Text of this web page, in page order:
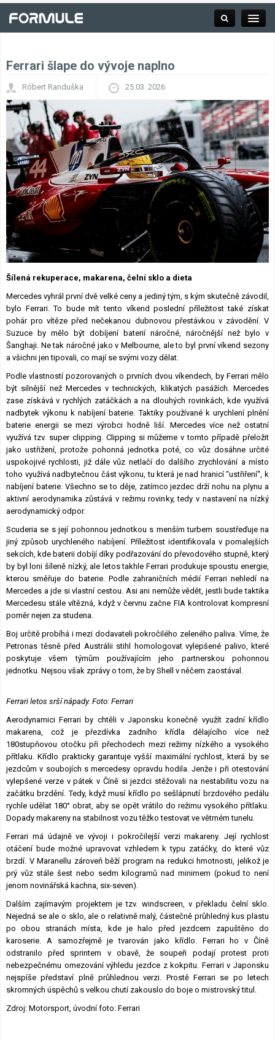
Závodní série
Kalendář F1
Výsledky F1
Týmy a jezdci F1
Okruhy F1
Ferrari šlape do vývoje naplno
Róbert Randuška 25.03. 2026
Šílená rekuperace, makarena, čelní sklo a dieta
Mercedes vyhrál první dvě velké ceny a jediný tým, s kým skutečně závodil,
bylo Ferrari. To bude mít tento víkend poslední příležitost také získat
pohár pro vítěze před nečekanou dubnovou přestávkou v závodění. V
Suzuce by mělo být dobíjení baterií náročné, náročnější než bylo v
Šanghaji. Ne tak náročné jako v Melbourne, ale to byl první víkend sezony
a všichni jen tipovali, co mají se svými vozy dělat.
Podle vlastností pozorovaných o prvních dvou víkendech, by Ferrari mělo
být silnější než Mercedes v technických, klikatých pasážích. Mercedes
zase získává v rychlých zatáčkách a na dlouhých rovinkách, kde využívá
nadbytek výkonu k nabíjení baterie. Taktiky používané k urychlení plnění
baterie energii se mezi výrobci hodně liší. Mercedes více než ostatní
využívá tzv. super clipping. Clipping si můžeme v tomto případě přeložit
jako ustřižení, protože pohonná jednotka poté, co vůz dosáhne určité
uspokojivé rychlosti, již dále vůz netlačí do dalšího zrychlování a místo
toho využívá nadbytečnou část výkonu, tu která je nad hranicí “ustřiření“, k
nabíjení baterie. Všechno se to děje, zatímco jezdec drží nohu na plynu a
aktivní aerodynamika zůstává v režimu rovinky, tedy v nastavení na nízký
aerodynamický odpor.
Scuderia se s její pohonnou jednotkou s menším turbem soustřeďuje na
jiný způsob urychleného nabíjení. Příležitost identifikovala v pomalejších
sekcích, kde baterii dobíjí díky podřazování do převodového stupně, který
by byl loni šíleně nízký, ale letos takhle Ferrari produkuje spoustu energie,
kterou směřuje do baterie. Podle zahraničních médií Ferrari nehledí na
Mercedes a jde si vlastní cestou. Asi ani nemůže vědět, jestli bude taktika
Mercedesu stále vítězná, když v červnu začne FIA ​​kontrolovat kompresní
poměr nejen za studena.
Boj určitě probíhá i mezi dodavateli pokročilého zeleného paliva. Víme, že
Petronas těsně před Austrálii stihl homologovat vylepšené palivo, které
poskytuje všem týmům používajícím jeho partnerskou pohonnou
jednotku. Nejsou však zprávy o tom, že by Shell v něčem zaostával.
Ferrari letos srší nápady. Foto: Ferrari
Aerodynamici Ferrari by chtěli v Japonsku konečně využít zadní křídlo
makarena, což je přezdívka zadního křídla dělajícího více než
180stupňovou otočku při přechodech mezi režimy nízkého a vysokého
přítlaku. Křídlo prakticky garantuje vyšší maximální rychlost, která by se
jezdcům v soubojích s mercedesy opravdu hodila. Jenže i při otestování
vylepšené verze v pátek v Číně si jezdci stěžovali na nestabilitu vozu na
začátku brzdění. Tedy, když musí křídlo po sešlápnutí brzdového pedálu
rychle udělat 180° obrat, aby se opět vrátilo do režimu vysokého přítlaku.
Dopady makareny na stabilnost vozu těžko testovat ve větrném tunelu.
Ferrari má údajně ve vývoji i pokročilejší verzi makareny. Její rychlost
otáčení bude možné upravovat vzhledem k typu zatáčky, do které vůz
brzdí. V Maranellu zároveň běží program na redukci hmotnosti, jelikož je
prý vůz stále šest nebo sedm kilogramů nad minimem (pokud to není
jenom novinářská kachna, six-seven).
Dalším zajímavým projektem je tzv. windscreen, v překladu čelní sklo.
Nejedná se ale o sklo, ale o relativně malý, částečně průhledný kus plastu
po obou stranách místa, kde je halo před jezdcem zapuštěno do
karoserie. A samozřejmě je tvarován jako křídlo. Ferrari ho v Číně
odstranilo před sprintem v obavě, že soupeři podají protest proti
nebezpečnému omezování výhledu jezdce z kokpitu. Ferrari v Japonsku
nejspíše představí plně průhlednou verzi. Prostě Ferrari se po letech
skromných úspěchů s velkou chutí zakouslo do boje o mistrovský titul.
Zdroj: Motorsport, úvodní foto: Ferrari